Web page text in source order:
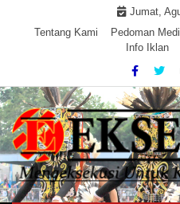
Jumat,
Tentang Kami
Pedoman
Info Iklan
Mengeksekusi Berita